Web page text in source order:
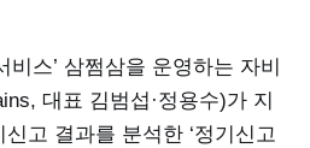
비스’ 삼쩜삼을 운영하는 자비
대표 김범섭·정용수)가 지
고 결과를 분석한 ‘정기신고